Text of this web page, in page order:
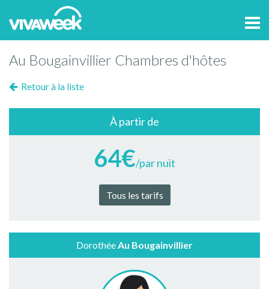
Au Bougainvillier Chambres d'hôtes
Retour à la liste
À partir de
64€/par nuit
Tous les tarifs
DorothéeAu Bougainvillier